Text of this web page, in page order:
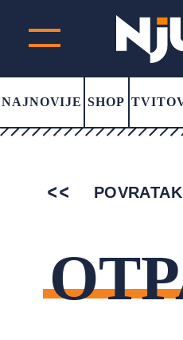
NAJNOVIJE SHOP